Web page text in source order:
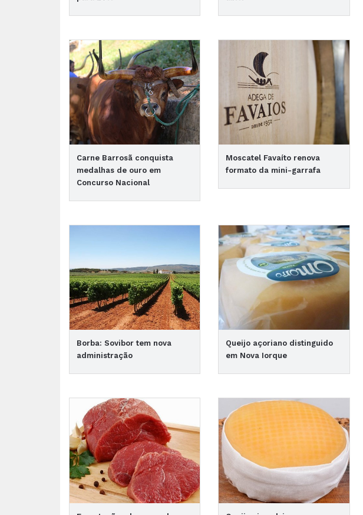
Carne Barrosã conquista
medalhas de ouro em
Concurso Nacional
Moscatel Favaíto renova
formato da mini-garrafa
Borba: Sovibor tem nova
administração
Queijo açoriano distinguido
em Nova Iorque